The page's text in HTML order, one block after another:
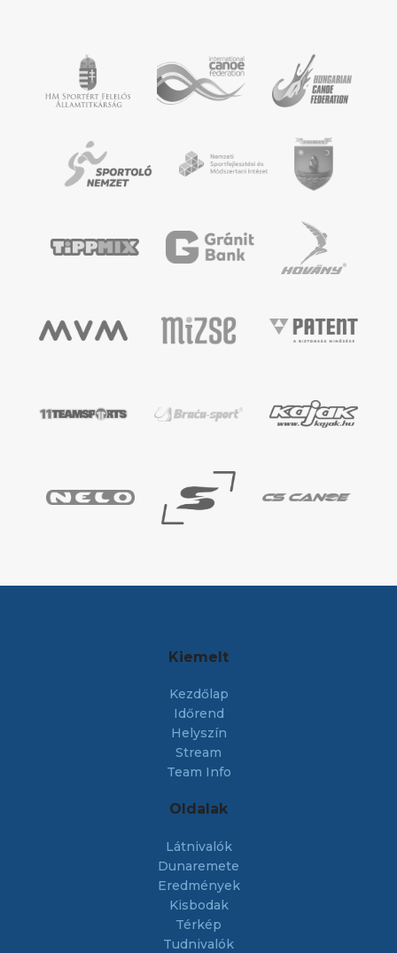
Kiemelt
Kezdőlap
Időrend
Helyszín
Stream
Team Info
Oldalak
Látnivalók
Dunaremete
Eredmények
Kisbodak
Térkép
Tudnivalók